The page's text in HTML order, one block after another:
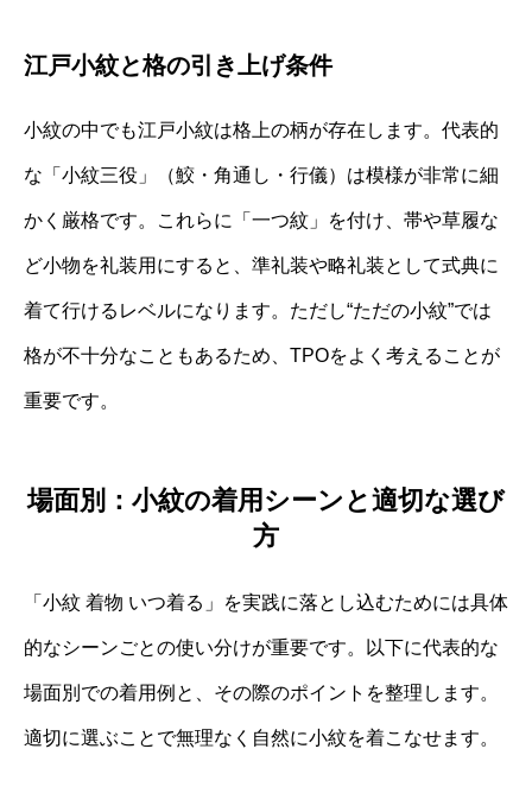
江戸小紋と格の引き上げ条件
小紋の中でも江戸小紋は格上の柄が存在します。代表的
な「小紋三役」（鮫・角通し・行儀）は模様が非常に細
かく厳格です。これらに「一つ紋」を付け、帯や草履な
ど小物を礼装用にすると、準礼装や略礼装として式典に
着て行けるレベルになります。ただし“ただの小紋”では
格が不十分なこともあるため、TPOをよく考えることが
重要です。
場面別：小紋の着用シーンと適切な選び
方
「小紋 着物 いつ着る」を実践に落とし込むためには具体
的なシーンごとの使い分けが重要です。以下に代表的な
場面別での着用例と、その際のポイントを整理します。
適切に選ぶことで無理なく自然に小紋を着こなせます。